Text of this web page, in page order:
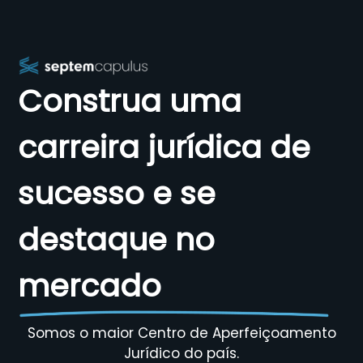
Construa uma
carreira jurídica de
sucesso e se
destaque no
mercado
Somos o maior Centro de Aperfeiçoamento
Jurídico do país.